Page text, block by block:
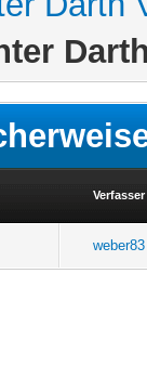
Verfasser
weber83